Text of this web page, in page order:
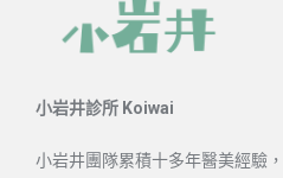
小岩井診所 Koiwai
小岩井團隊累積十多年醫美經驗